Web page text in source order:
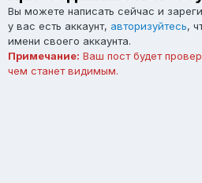
Вы можете написать сейчас и
у вас есть аккаунт, авторизуйтесь,
имени своего аккаунта.
Примечание: Ваш пост будет
чем станет видимым.